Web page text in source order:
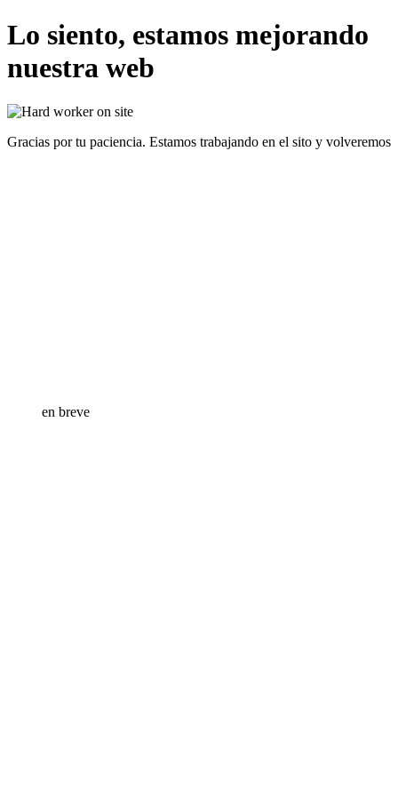
Lo siento, estamos mejorando
nuestra web
Gracias por tu paciencia. Estamos trabajando en el sito y volveremos
en breve